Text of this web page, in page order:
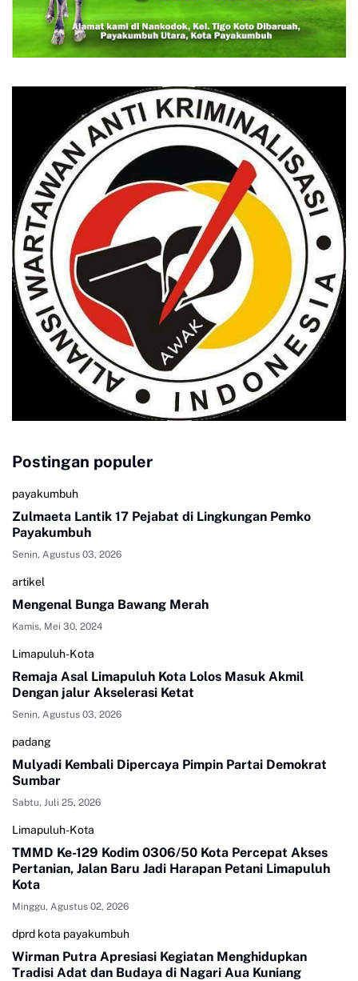
Postingan populer
payakumbuh
Zulmaeta Lantik 17 Pejabat di Lingkungan Pemko
Payakumbuh
Senin, Agustus 03, 2026
artikel
Mengenal Bunga Bawang Merah
Kamis, Mei 30, 2024
Limapuluh-Kota
Remaja Asal Limapuluh Kota Lolos Masuk Akmil
Dengan jalur Akselerasi Ketat
Senin, Agustus 03, 2026
padang
Mulyadi Kembali Dipercaya Pimpin Partai Demokrat
Sumbar
Sabtu, Juli 25, 2026
Limapuluh-Kota
TMMD Ke-129 Kodim 0306/50 Kota Percepat Akses
Pertanian, Jalan Baru Jadi Harapan Petani Limapuluh
Kota
Minggu, Agustus 02, 2026
dprd kota payakumbuh
Wirman Putra Apresiasi Kegiatan Menghidupkan
Tradisi Adat dan Budaya di Nagari Aua Kuniang